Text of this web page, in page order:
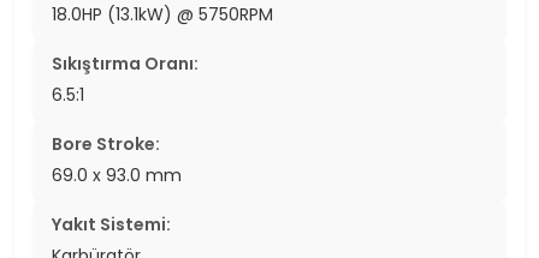
18.0HP (13.1kW) @ 5750RPM
Sıkıştırma Oranı:
6.5:1
Bore Stroke:
69.0 x 93.0 mm
Yakıt Sistemi: